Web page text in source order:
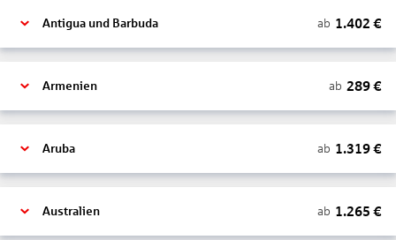
Antigua und Barbuda ab 1.402 €
Armenien ab 289€
Aruba ab 1.319€
Australien ab 1.265 €